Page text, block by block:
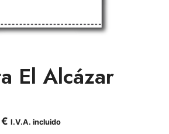
El Alcázar
€ Rango
I.V.A. incluido